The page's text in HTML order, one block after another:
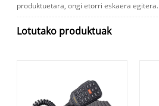
produktuetara, ongi etorri eskaera egitera.
Lotutako produktuak